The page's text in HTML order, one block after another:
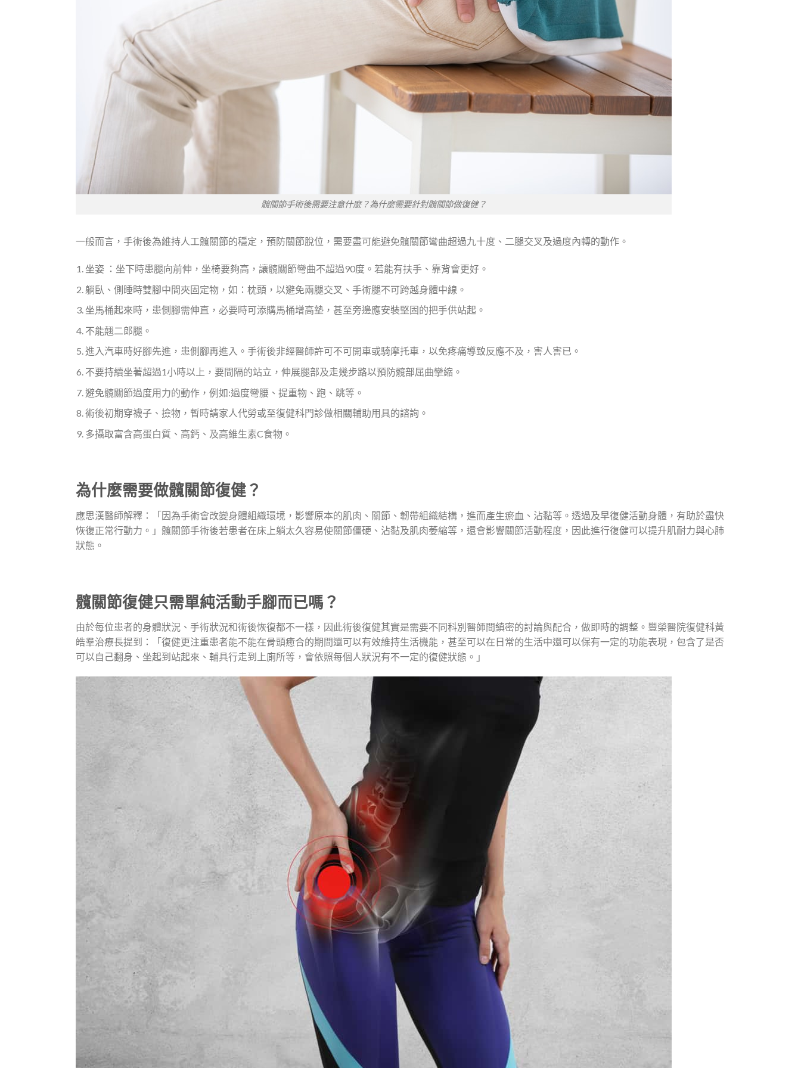
髖關節手術後需要注意什麼？為什麼需要針對髖關節做復健？
一般而言，手術後為維持人工髖關節的穩定，預防關節脫位，需要盡可能避免髖關節彎曲超過九十度、二腿交叉及過度內轉的動作。
坐姿 ：坐下時患腿向前伸，坐椅要夠高，讓髖關節彎曲不超過90度。若能有扶手、靠背會更好。
躺臥、側睡時雙腳中間夾固定物，如：枕頭，以避免兩腿交叉、手術腿不可跨越身體中線。
坐馬桶起來時，患側腳需伸直，必要時可添購馬桶增高墊，甚至旁邊應安裝堅固的把手供站起。
不能翹二郎腿。
進入汽車時好腳先進，患側腳再進入。手術後非經醫師許可不可開車或騎摩托車，以免疼痛導致反應不及，害人害已。
不要持續坐著超過1小時以上，要間隔的站立，伸展腿部及走幾步路以預防髖部屈曲攣縮。
避免髖關節過度用力的動作，例如:過度彎腰、提重物、跑、跳等。
術後初期穿襪子、撿物，暫時請家人代勞或至復健科門診做相關輔助用具的諮詢。
多攝取富含高蛋白質、高鈣、及高維生素C食物。
為什麼需要做髖關節復健？
應思漢醫師解釋：「因為手術會改變身體組織環境，影響原本的肌肉、關節、韌帶組織結構，進而產生瘀血、沾黏等。透過及早復健活動身體，有助於盡快
恢復正常行動力。」髖關節手術後若患者在床上躺太久容易使關節僵硬、沾黏及肌肉萎縮等，還會影響關節活動程度，因此進行復健可以提升肌耐力與心肺
狀態。
髖關節復健只需單純活動手腳而已嗎？
由於每位患者的身體狀況、手術狀況和術後恢復都不一樣，因此術後復健其實是需要不同科別醫師間縝密的討論與配合，做即時的調整。豐榮醫院復健科黃
皓羣治療長提到：「復健更注重患者能不能在骨頭癒合的期間還可以有效維持生活機能，甚至可以在日常的生活中還可以保有一定的功能表現，包含了是否
可以自己翻身、坐起到站起來、輔具行走到上廁所等，會依照每個人狀況有不一定的復健狀態。」